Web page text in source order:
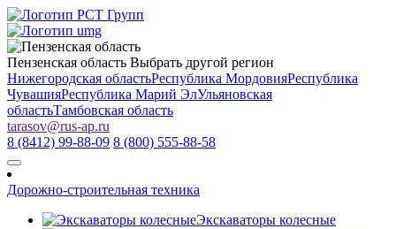
Пензенская область Выбрать другой регион
Нижегородская областьРеспублика МордовияРеспублика
ЧувашияРеспублика Марий ЭлУльяновская
областьТамбовская область
tarasov@rus-ap.ru
8 (8412) 99-88-09 8 (800) 555-88-58
Дорожно-строительная техника
Экскаваторы колесные